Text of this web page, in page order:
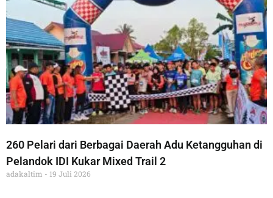
260 Pelari dari Berbagai Daerah Adu Ketangguhan di
Pelandok IDI Kukar Mixed Trail 2
adakaltim 19 Juli 2026